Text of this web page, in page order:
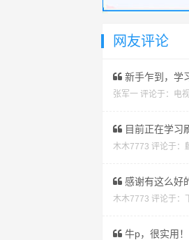
网友评论
新手乍到，学
张军一 评论于： 电
目前正在学习
木木7773 评论于：
感谢有这么好
木木7773 评论于：
牛p，很实用！